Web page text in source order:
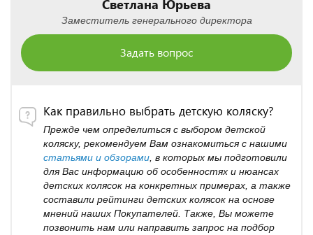
Светлана Юрьева
Заместитель генерального директора
Задать вопрос
Как правильно выбрать детскую коляску?
Прежде чем определиться с выбором детской
коляску, рекомендуем Вам ознакомиться с нашими
статьями и обзорами , в которых мы подготовили
для Вас информацию об особенностях и нюансах
детских колясок на конкретных примерах, а также
составили рейтинги детских колясок на основе
мнений наших Покупателей. Также, Вы можете
позвонить нам или направить запрос на подбор